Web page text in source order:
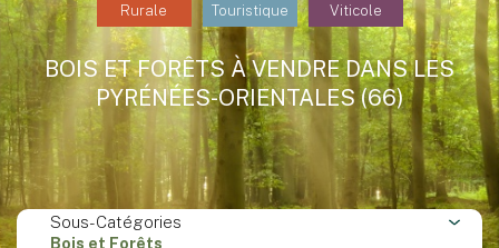
Rurale Touristique Viticole
BOIS ET FORÊTS À VENDRE DANS LES
PYRÉNÉES-ORIENTALES (66)
Sous-Catégories
Bois et Forêts